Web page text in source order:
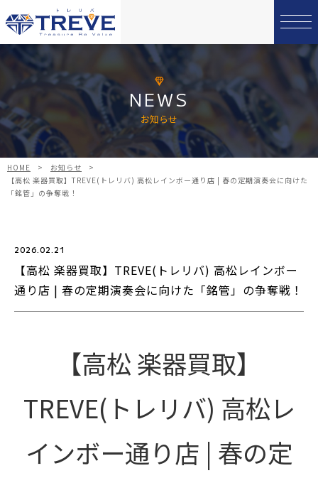
NEWS
お知らせ
HOME > お知らせ
>
【高松 楽器買取】TREVE(トレリバ) 高松レインボー通り店 | 春の定期演奏会に向けた
「銘管」の争奪戦！
【高松 楽器買取】TREVE(トレリバ) 高松レインボー
通り店 | 春の定期演奏会に向けた「銘管」の争奪戦！
2026.02.21
【高松 楽器買取】
TREVE(トレリバ) 高松レ
インボー通り店 | 春の定